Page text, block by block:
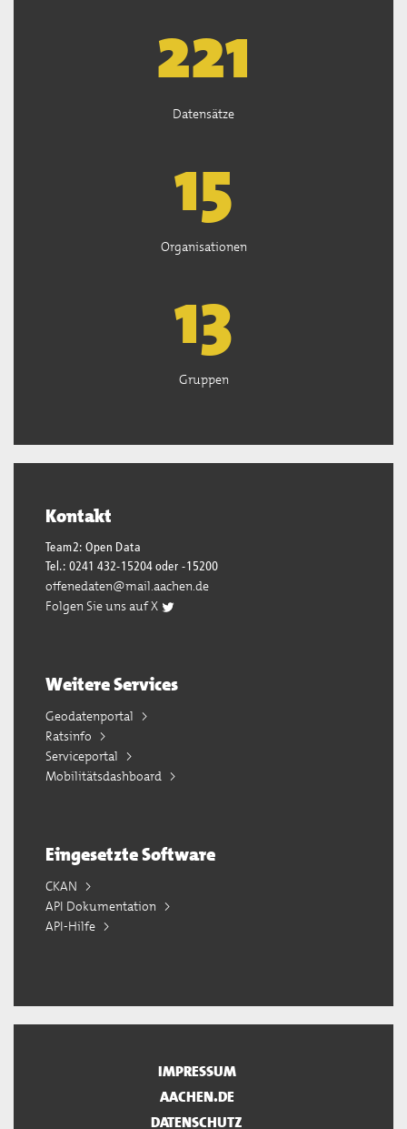
222
Datensätze
15
Organisationen
13
Gruppen
Kontakt
Team2: Open Data
Tel.: 0241 432-15204 oder -15200
offenedaten@mail.aachen.de
Folgen Sie uns auf X
Weitere Services
Geodatenportal
Ratsinfo
Serviceportal
Mobilitätsdashboard
Eingesetzte Software
CKAN
API Dokumentation
API-Hilfe
IMPRESSUM
AACHEN.DE
DATENSCHUTZ